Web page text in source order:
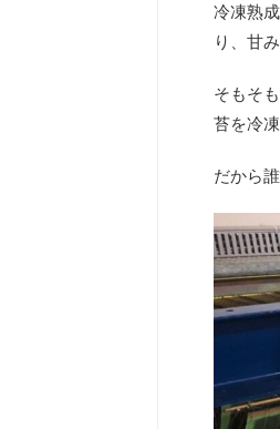
冷凍熟
り、甘
そもそ
苔を冷
だから